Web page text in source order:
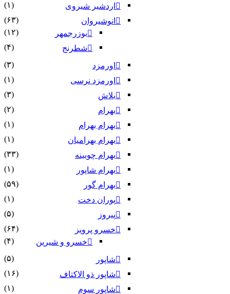
اردشیر شیروی
(۱)
انوشیروان
(۶۳)
بوزرجمهر
(۱۲)
شطرنج
(۴)
اورمزد
(۳)
اورمزد نرسى‏
(۱)
بلاش
(۳)
بهرام
(۲)
بهرام بهرام
(۱)
بهرام بهرامیان‏
(۱)
بهرام چوبینه
(۳۳)
بهرام شاپور
(۱)
بهرام گور
(۵۹)
پوران دخت
(۱)
پیروز
(۵)
خسرو پرویز
(۶۴)
خسرو و شیرین
(۴)
شاپور
(۵)
شاپور ذو الاکتاف
(۱۶)
شاپور سوم‏
(۱)